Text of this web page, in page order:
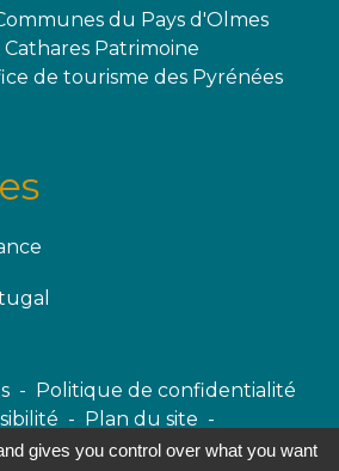
du Pays d'Olmes
Cathares Patrimoine
de tourisme des Pyrénées
-
Politique de confidentialité
- Plan du site -
des cookies
gives you control over what you want